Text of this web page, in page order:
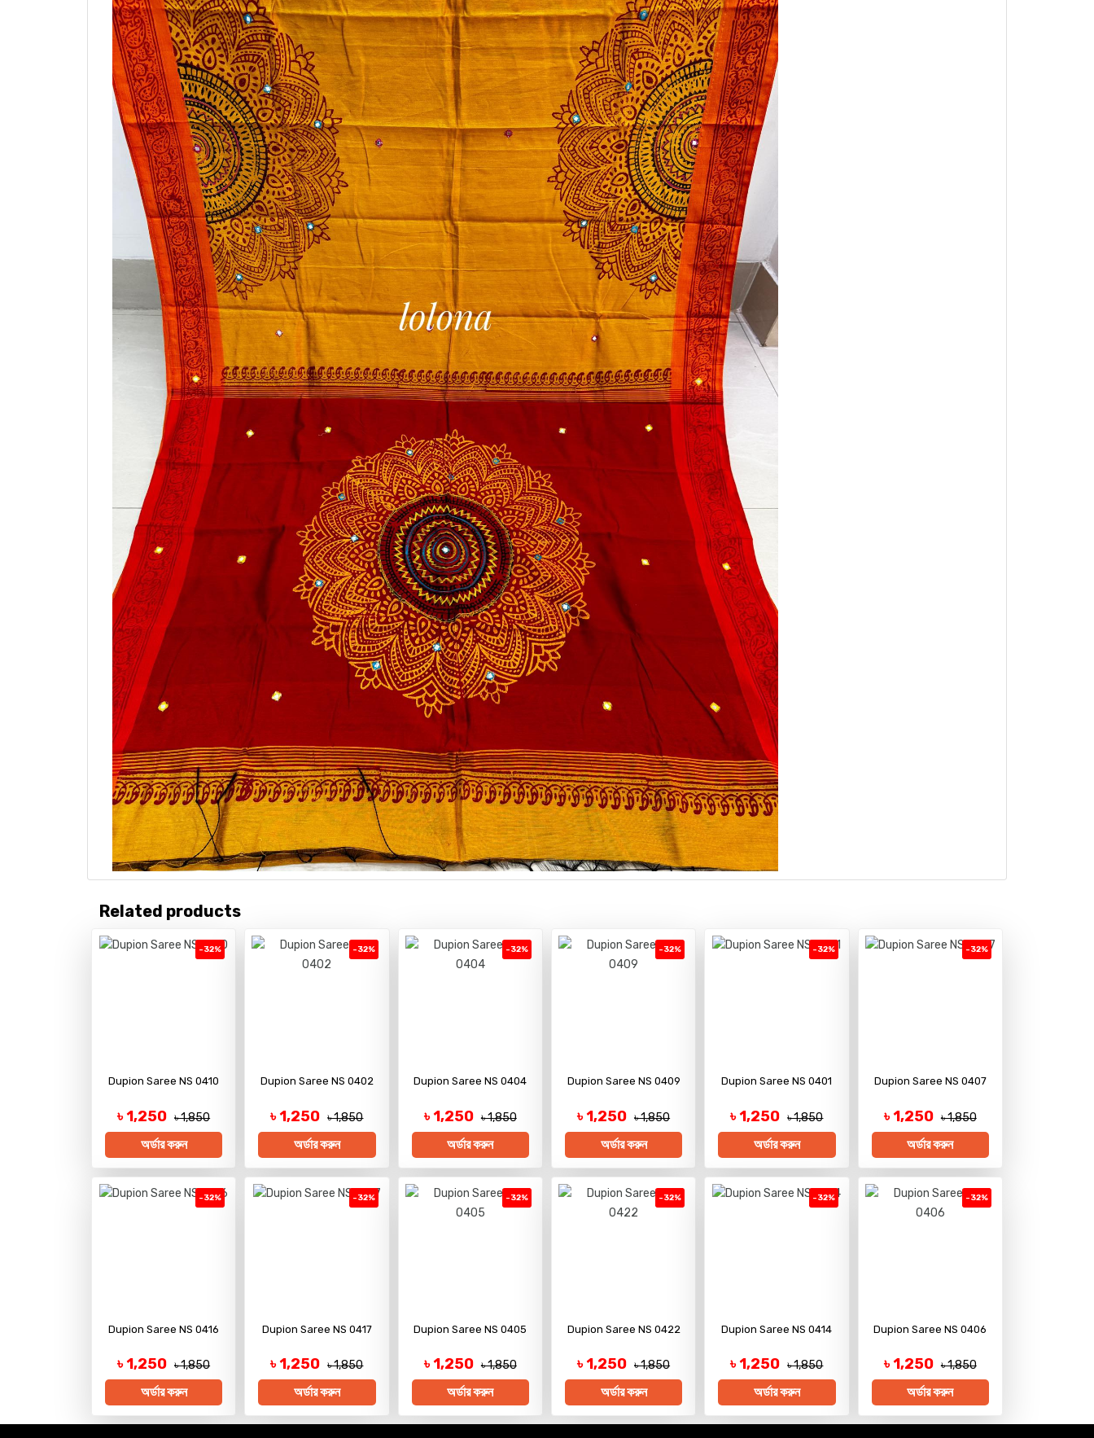
Related products
-32%
Dupion Saree NS 0410
৳ 1,250 ৳ 1,850
অর্ডার করুন
-32%
Dupion Saree NS 0402
৳ 1,250 ৳ 1,850
অর্ডার করুন
-32%
Dupion Saree NS 0404
৳ 1,250 ৳ 1,850
অর্ডার করুন
-32%
Dupion Saree NS 0409
৳ 1,250 ৳ 1,850
অর্ডার করুন
-32%
Dupion Saree NS 0401
৳ 1,250 ৳ 1,850
অর্ডার করুন
-32%
Dupion Saree NS 0407
৳ 1,250 ৳ 1,850
অর্ডার করুন
-32%
Dupion Saree NS 0416
৳ 1,250 ৳ 1,850
অর্ডার করুন
-32%
Dupion Saree NS 0417
৳ 1,250 ৳ 1,850
অর্ডার করুন
-32%
Dupion Saree NS 0405
৳ 1,250 ৳ 1,850
অর্ডার করুন
-32%
Dupion Saree NS 0422
৳ 1,250 ৳ 1,850
অর্ডার করুন
-32%
Dupion Saree NS 0414
৳ 1,250 ৳ 1,850
অর্ডার করুন
-32%
Dupion Saree NS 0406
৳ 1,250 ৳ 1,850
অর্ডার করুন